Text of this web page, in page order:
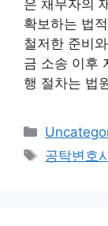
은 채무자의
확보하는 법
철저한 준비
금 소송 이후
행 절차는 법
Tags
공탁변호